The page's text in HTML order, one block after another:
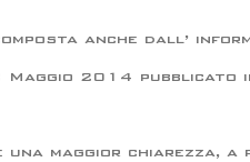
anche dall’
2014 pubblicato
maggior chiarezza, a